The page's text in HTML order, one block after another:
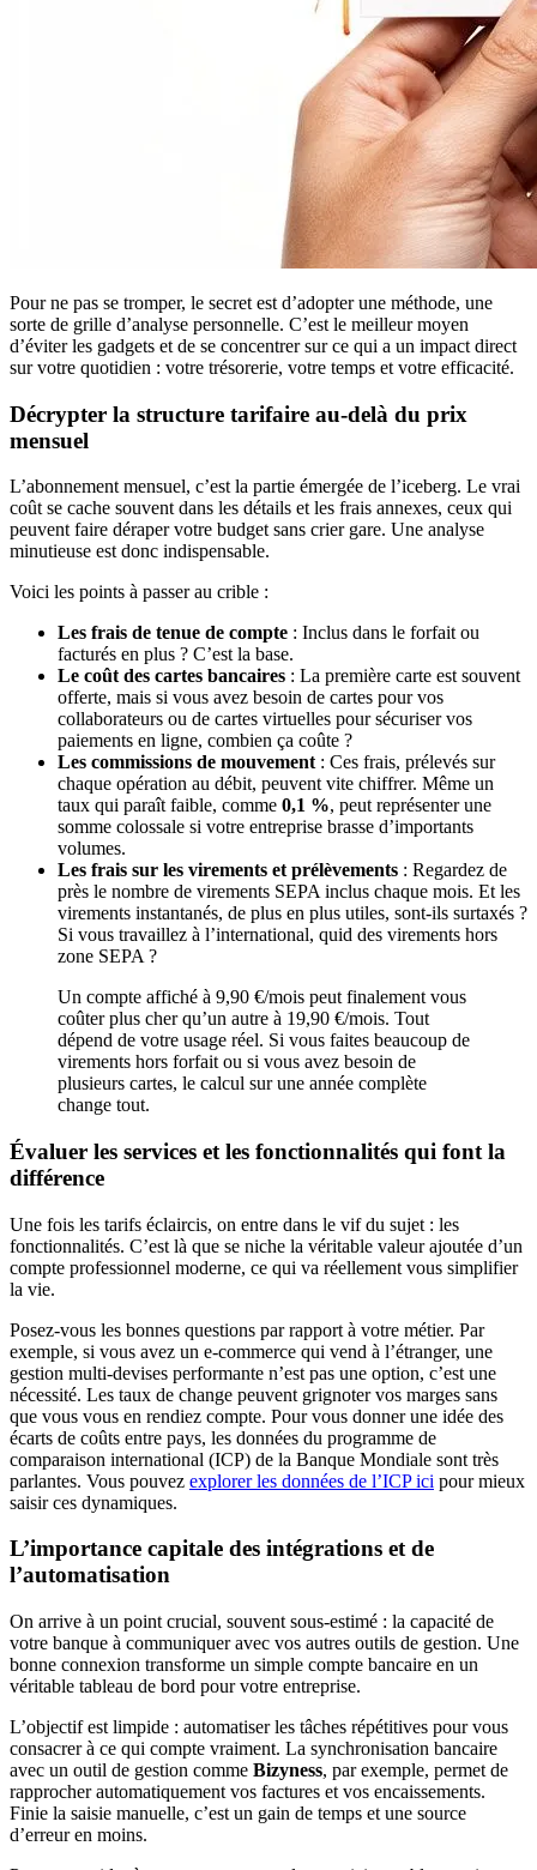
Pour ne pas se tromper, le secret est d’adopter une méthode, une
sorte de grille d’analyse personnelle. C’est le meilleur moyen
d’éviter les gadgets et de se concentrer sur ce qui a un impact direct
sur votre quotidien : votre trésorerie, votre temps et votre efficacité.
Décrypter la structure tarifaire au-delà du prix
mensuel
L’abonnement mensuel, c’est la partie émergée de l’iceberg. Le vrai
coût se cache souvent dans les détails et les frais annexes, ceux qui
peuvent faire déraper votre budget sans crier gare. Une analyse
minutieuse est donc indispensable.
Voici les points à passer au crible :
Les frais de tenue de compte : Inclus dans le forfait ou
facturés en plus ? C’est la base.
Le coût des cartes bancaires : La première carte est souvent
offerte, mais si vous avez besoin de cartes pour vos
collaborateurs ou de cartes virtuelles pour sécuriser vos
paiements en ligne, combien ça coûte ?
Les commissions de mouvement : Ces frais, prélevés sur
chaque opération au débit, peuvent vite chiffrer. Même un
taux qui paraît faible, comme 0,1 %, peut représenter une
somme colossale si votre entreprise brasse d’importants
volumes.
Les frais sur les virements et prélèvements : Regardez de
près le nombre de virements SEPA inclus chaque mois. Et les
virements instantanés, de plus en plus utiles, sont-ils surtaxés ?
Si vous travaillez à l’international, quid des virements hors
zone SEPA ?
Un compte affiché à 9,90 €/mois peut finalement vous
coûter plus cher qu’un autre à 19,90 €/mois. Tout
dépend de votre usage réel. Si vous faites beaucoup de
virements hors forfait ou si vous avez besoin de
plusieurs cartes, le calcul sur une année complète
change tout.
Évaluer les services et les fonctionnalités qui font la
différence
Une fois les tarifs éclaircis, on entre dans le vif du sujet : les
fonctionnalités. C’est là que se niche la véritable valeur ajoutée d’un
compte professionnel moderne, ce qui va réellement vous simplifier
la vie.
Posez-vous les bonnes questions par rapport à votre métier. Par
exemple, si vous avez un e-commerce qui vend à l’étranger, une
gestion multi-devises performante n’est pas une option, c’est une
nécessité. Les taux de change peuvent grignoter vos marges sans
que vous vous en rendiez compte. Pour vous donner une idée des
écarts de coûts entre pays, les données du programme de
comparaison international (ICP) de la Banque Mondiale sont très
parlantes. Vous pouvez explorer les données de l’ICP ici pour mieux
saisir ces dynamiques.
L’importance capitale des intégrations et de
l’automatisation
On arrive à un point crucial, souvent sous-estimé : la capacité de
votre banque à communiquer avec vos autres outils de gestion. Une
bonne connexion transforme un simple compte bancaire en un
véritable tableau de bord pour votre entreprise.
L’objectif est limpide : automatiser les tâches répétitives pour vous
consacrer à ce qui compte vraiment. La synchronisation bancaire
avec un outil de gestion comme Bizyness, par exemple, permet de
rapprocher automatiquement vos factures et vos encaissements.
Finie la saisie manuelle, c’est un gain de temps et une source
d’erreur en moins.